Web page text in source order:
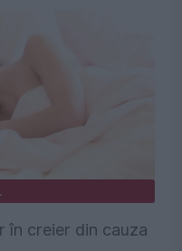
în creier din cauza